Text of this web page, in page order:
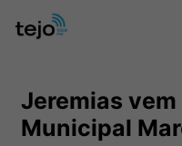
Jeremias
Municipal